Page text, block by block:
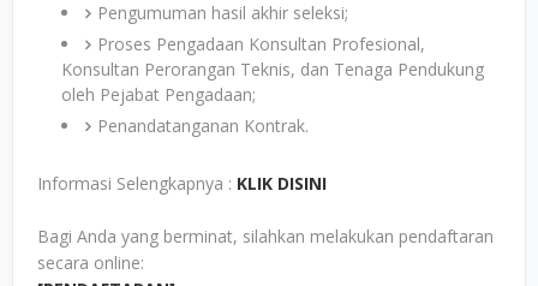
Pengumuman hasil akhir seleksi;
Proses Pengadaan Konsultan Profesional,
Konsultan Perorangan Teknis, dan Tenaga Pendukung
oleh Pejabat Pengadaan;
Penandatanganan Kontrak.
Informasi Selengkapnya : KLIK DISINI
Bagi Anda yang berminat, silahkan melakukan pendaftaran
secara online: